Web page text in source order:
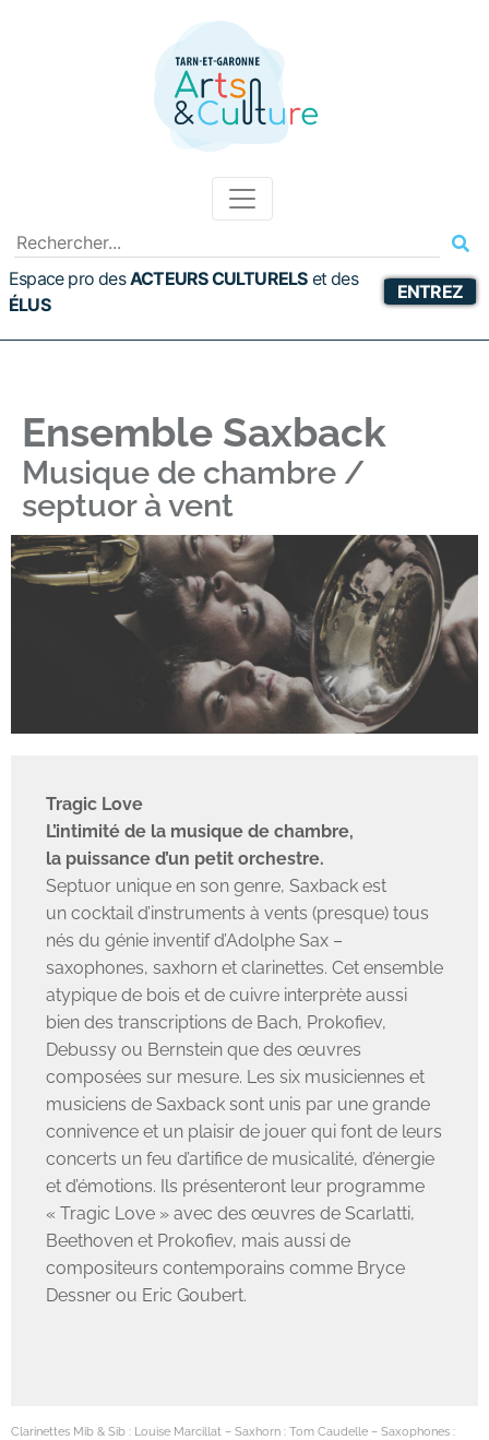
Espace pro desACTEURS CULTURELS etdes
ÉLUS
ENTREZ
Ensemble Saxback
Musique de chambre /
septuor à vent
Tragic Love
L’intimité de la musique de chambre,
la puissance d’un petit orchestre.
Septuor unique en son genre, Saxback est
un cocktail d’instruments à vents (presque) tous
nés du génie inventif d’Adolphe Sax –
saxophones, saxhorn et clarinettes. Cet ensemble
atypique de bois et de cuivre interprète aussi
bien des transcriptions de Bach, Prokofiev,
Debussy ou Bernstein que des œuvres
composées sur mesure. Les six musiciennes et
musiciens de Saxback sont unis par une grande
connivence et un plaisir de jouer qui font de leurs
concerts un feu d’artifice de musicalité, d’énergie
et d’émotions. Ils présenteront leur programme
« Tragic Love » avec des œuvres de Scarlatti,
Beethoven et Prokofiev, mais aussi de
compositeurs contemporains comme Bryce
Dessner ou Eric Goubert.
Clarinettes Mib & Sib : Louise Marcillat – Saxhorn : Tom Caudelle – Saxophones :